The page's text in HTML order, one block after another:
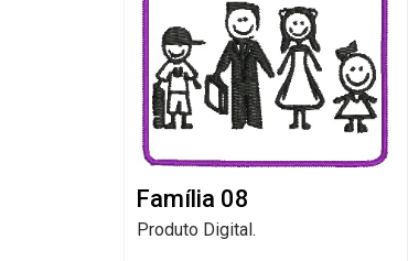
Família 08
Produto Digital.